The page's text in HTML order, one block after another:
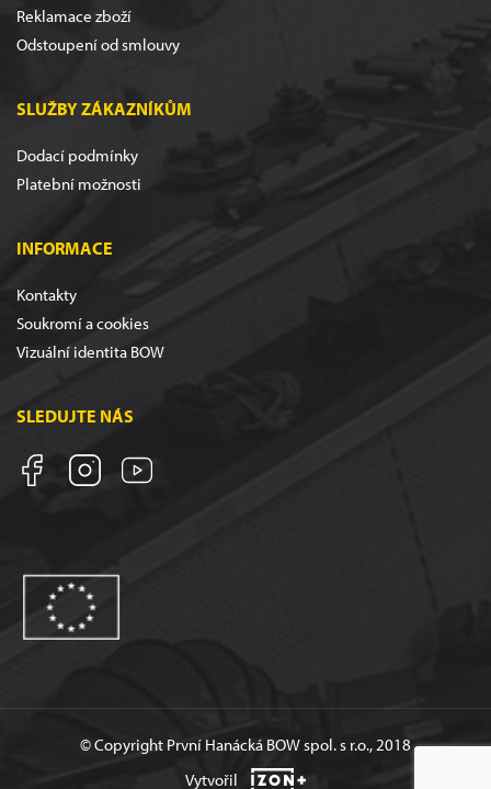
Reklamace zboží
Odstoupení od smlouvy
SLUŽBY ZÁKAZNÍKŮM
Dodací podmínky
Platební možnosti
INFORMACE
Kontakty
Soukromí a cookies
Vizuální identita BOW
SLEDUJTE NÁS
© Copyright První Hanácká BOW spol. s r.o., 2018
Vytvořil